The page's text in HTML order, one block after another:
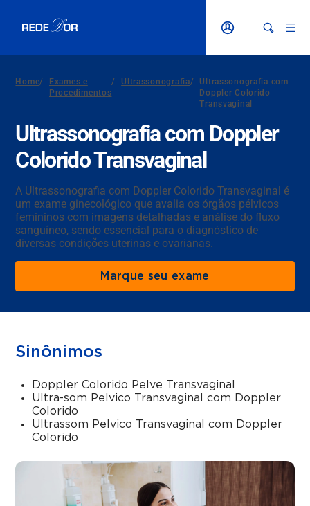
Home/
Exames e
Procedimentos
/ Ultrassonografia/
Ultrassonografia com
Doppler Colorido
Transvaginal
Ultrassonografia com Doppler
Colorido Transvaginal
A Ultrassonografia com Doppler Colorido Transvaginal é
um exame ginecológico que avalia os órgãos pélvicos
femininos com imagens detalhadas e análise do fluxo
sanguíneo, sendo essencial para o diagnóstico de
diversas condições uterinas e ovarianas.
Marque seu exame
Sinônimos
Doppler Colorido Pelve Transvaginal
Ultra-som Pelvico Transvaginal com Doppler
Colorido
Ultrassom Pelvico Transvaginal com Doppler
Colorido